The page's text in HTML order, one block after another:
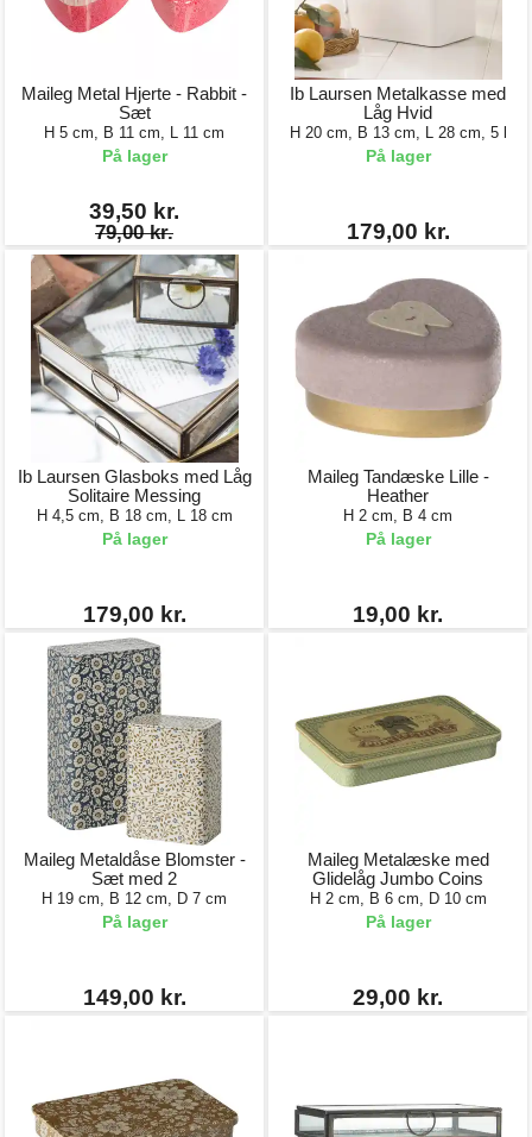
Maileg Metal Hjerte - Rabbit -
Sæt
H 5 cm, B 11 cm, L 11 cm
På lager
39,50 kr.
79,00 kr.
Ib Laursen Metalkasse med
Låg Hvid
H 20 cm, B 13 cm, L 28 cm, 5 l
På lager
179,00 kr.
Ib Laursen Glasboks med Låg
Solitaire Messing
H 4,5 cm, B 18 cm, L 18 cm
På lager
179,00 kr.
Maileg Tandæske Lille -
Heather
H 2 cm, B 4 cm
På lager
19,00 kr.
Maileg Metaldåse Blomster -
Sæt med 2
H 19 cm, B 12 cm, D 7 cm
På lager
149,00 kr.
Maileg Metalæske med
Glidelåg Jumbo Coins
H 2 cm, B 6 cm, D 10 cm
På lager
29,00 kr.